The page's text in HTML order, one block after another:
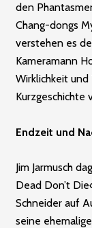
den
Chang-dongs
verstehen es
­Kameramann
Wirklichkeit
Kurzgeschichte
Endzeit und
Jim Jarmusch
Dead Don’t
Schneider auf
seine